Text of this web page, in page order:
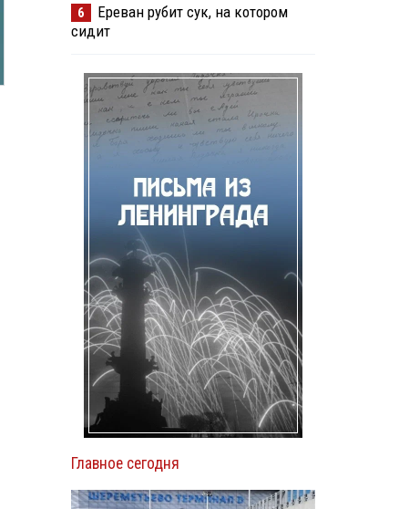
6
Ереван рубит сук, на котором
сидит
Главное сегодня